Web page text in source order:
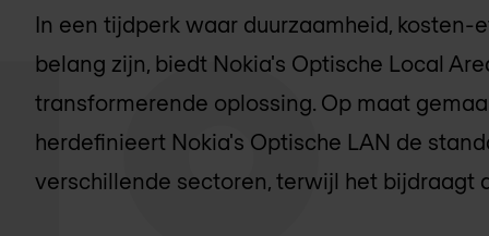
In een tijdperk waar duurzaamheid,
belang zijn, biedt Nokia's Optische Local
transformerende oplossing. Op maat
herdefinieert Nokia's Optische LAN de
verschillende sectoren, terwijl het bijdraagt